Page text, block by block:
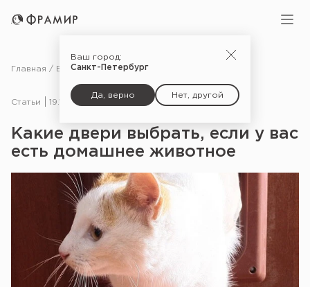
Ваш город:
Санкт-Петербург
Да, верно Нет, другой
Главная Блог Статьи
Статьи 19.10.20
Какие двери выбрать, если у вас
есть домашнее животное